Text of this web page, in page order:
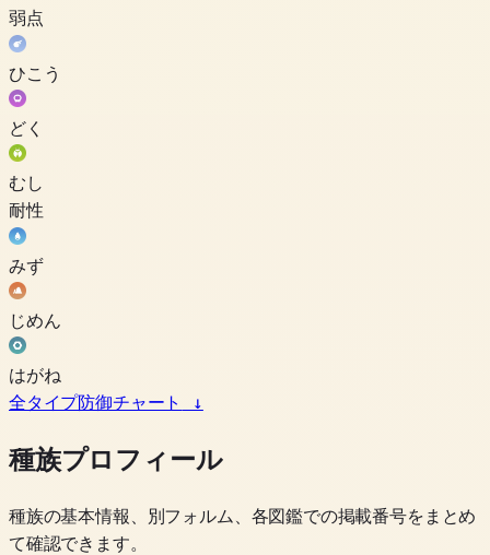
弱点
ひこう
どく
むし
耐性
みず
じめん
はがね
全タイプ防御チャート
↓
種族プロフィール
種族の基本情報、別フォルム、各図鑑での掲載番号をまとめ
て確認できます。